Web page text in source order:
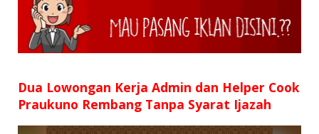
SMP
D3
Dua Lowongan Kerja Admin dan Helper Cook
Praukuno Rembang Tanpa Syarat Ijazah